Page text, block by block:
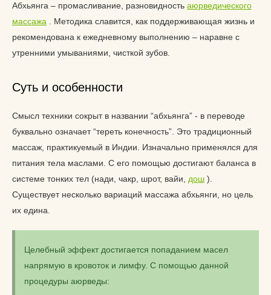
Абхьянга – промасливание, разновидность аюрведического
массажа . Методика славится, как поддерживающая жизнь и
рекомендована к ежедневному выполнению – наравне с
утренними умываниями, чисткой зубов.
Суть и особенности
Смысл техники сокрыт в названии “абхьянга” - в переводе
буквально означает “тереть конечность”. Это традиционный
массаж, практикуемый в Индии. Изначально применялся для
питания тела маслами. С его помощью достигают баланса в
системе тонких тел (нади, чакр, шрот, вайи, дош ).
Существует несколько вариаций массажа абхьянги, но цель
их едина.
Целебный эффект достигается попаданием масел
напрямую в кровоток и лимфу. С помощью данной
процедуры аюрведы: